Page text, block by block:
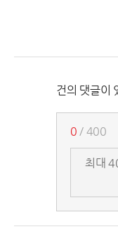
건의 댓글이
0 / 400